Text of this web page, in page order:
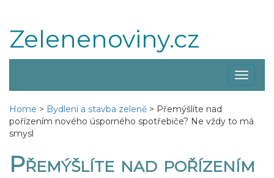
Zelenenoviny.cz
menu
Home > Bydlení a stavba zeleně > Přemýšlíte nad
pořízením nového úsporného spotřebiče? Ne vždy to má
smysl
Přemýšlíte nad pořízením